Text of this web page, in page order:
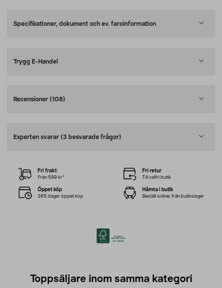
Specifikationer, dokument och ev. faroinformation
Trygg E-Handel
Recensioner (108)
Experten svarar (3 besvarade frågor)
Fri frakt
Från 599 kr*
Fri retur
Till valfri butik
Öppet köp
365 dagar öppet köp
Hämta i butik
Beställ online, från butikslager
Toppsäljare inom samma kategori